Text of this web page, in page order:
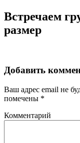
Встречаем
размер
Добавить
Ваш адрес email не
помечены *
Комментарий